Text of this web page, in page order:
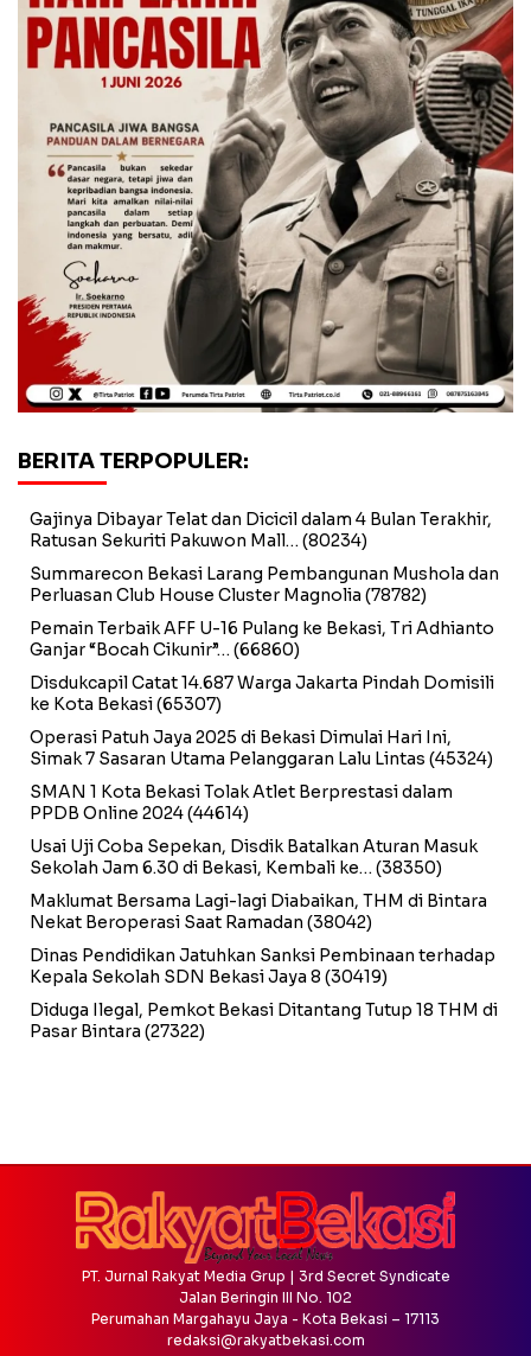
BERITA TERPOPULER:
Gajinya Dibayar Telat dan Dicicil dalam 4 Bulan Terakhir,
Ratusan Sekuriti Pakuwon Mall… (80234)
Summarecon Bekasi Larang Pembangunan Mushola dan
Perluasan Club House Cluster Magnolia (78782)
Pemain Terbaik AFF U-16 Pulang ke Bekasi, Tri Adhianto
Ganjar “Bocah Cikunir”… (66860)
Disdukcapil Catat 14.687 Warga Jakarta Pindah Domisili
ke Kota Bekasi(65307)
Operasi Patuh Jaya 2025 di Bekasi Dimulai Hari Ini,
Simak 7 Sasaran Utama Pelanggaran Lalu Lintas (45324)
SMAN 1 Kota Bekasi Tolak Atlet Berprestasi dalam
PPDB Online 2024(44614)
Usai Uji Coba Sepekan, Disdik Batalkan Aturan Masuk
Sekolah Jam 6.30 di Bekasi, Kembali ke… (38350)
Maklumat Bersama Lagi-lagi Diabaikan, THM di Bintara
Nekat Beroperasi Saat Ramadan (38042)
Dinas Pendidikan Jatuhkan Sanksi Pembinaan terhadap
Kepala Sekolah SDN Bekasi Jaya 8 (30419)
Diduga Ilegal, Pemkot Bekasi Ditantang Tutup 18 THM di
Pasar Bintara (27322)
PT. Jurnal Rakyat Media Grup | 3rd Secret Syndicate
Jalan Beringin III No. 102
Perumahan Margahayu Jaya - Kota Bekasi – 17113
redaksi@rakyatbekasi.com